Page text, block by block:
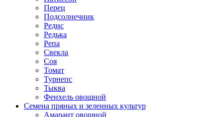
Перец
Подсолнечник
Редис
Редька
Репа
Свекла
Соя
Томат
Турнепс
Тыква
Фенхель овощной
Семена пряных и зеленных культур
Амарант овощной